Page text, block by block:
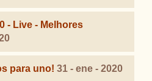
- Live - Melhores
para uno! 31 - ene - 2020